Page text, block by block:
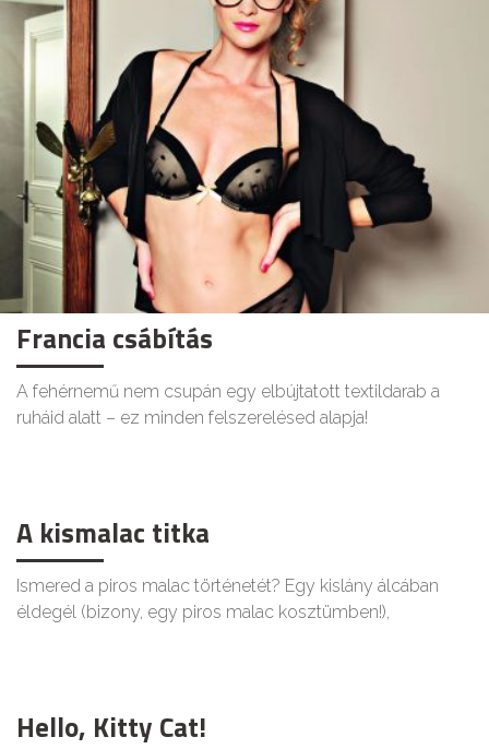
Francia csábítás
A fehérnemű nem csupán egy elbújtatott textildarab a
ruháid alatt – ez minden felszerelésed alapja!
A kismalac titka
Ismered a piros malac történetét? Egy kislány álcában
éldegél (bizony, egy piros malac kosztümben!),
Hello, Kitty Cat!